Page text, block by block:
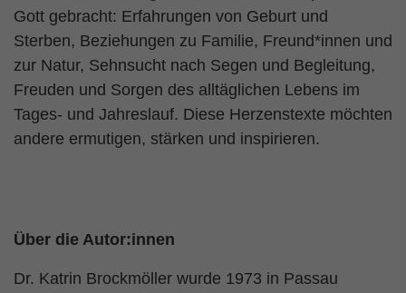
Gott gebracht: Erfahrungen von Geburt und
Sterben, Beziehungen zu Familie, Freund*innen und
zur Natur, Sehnsucht nach Segen und Begleitung,
Freuden und Sorgen des alltäglichen Lebens im
Tages- und Jahreslauf. Diese Herzenstexte möchten
andere ermutigen, stärken und inspirieren.
Über die Autor:innen
Dr. Katrin Brockmöller wurde 1973 in Passau